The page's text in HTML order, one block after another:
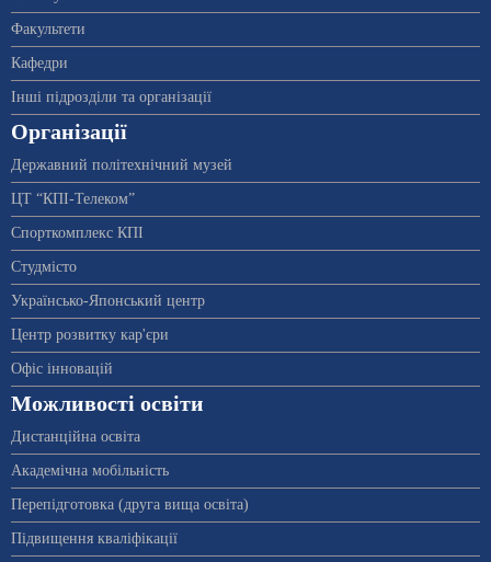
Факультети
Кафедри
Інші підрозділи та організації
Організації
Державний політехнічний музей
ЦТ “КПІ-Телеком”
Спорткомплекс КПІ
Студмісто
Українсько-Японський центр
Центр розвитку кар'єри
Офіс інновацій
Можливості освіти
Дистанційна освіта
Академічна мобільність
Перепідготовка (друга вища освіта)
Підвищення кваліфікації